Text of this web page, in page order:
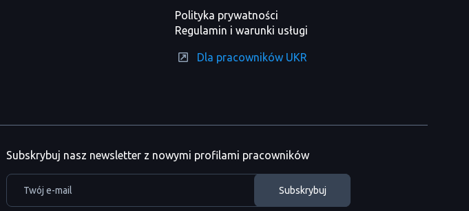
Polityka prywatności
Regulamin i warunki usługi
Dla pracowników UKR
Subskrybuj nasz newsletter z nowymi profilami pracowników